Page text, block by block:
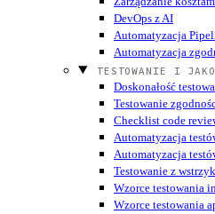
DevOps z AI
Automatyzacja
Automatyzacja
TESTOWANIE I
Doskonałość
Testowanie
Checklist code
Automatyzacja
Automatyzacja
Testowanie z
Wzorce testowania
Wzorce testowania